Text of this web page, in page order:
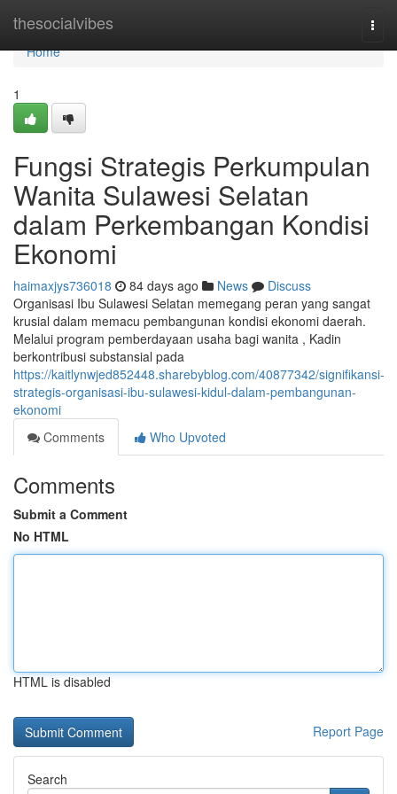
thesocialvibes
Home
Home
1
Fungsi Strategis Perkumpulan
Wanita Sulawesi Selatan
dalam Perkembangan Kondisi
Ekonomi
haimaxjys736018 84 days ago News
Discuss
Organisasi Ibu Sulawesi Selatan memegang peran yang sangat
krusial dalam memacu pembangunan kondisi ekonomi daerah.
Melalui program pemberdayaan usaha bagi wanita , Kadin
berkontribusi substansial pada
https://kaitlynwjed852448.sharebyblog.com/40877342/signifikansi-
strategis-organisasi-ibu-sulawesi-kidul-dalam-pembangunan-
ekonomi
Comments
Who Upvoted
Comments
Submit a Comment
No HTML
HTML is disabled
Report Page
Search